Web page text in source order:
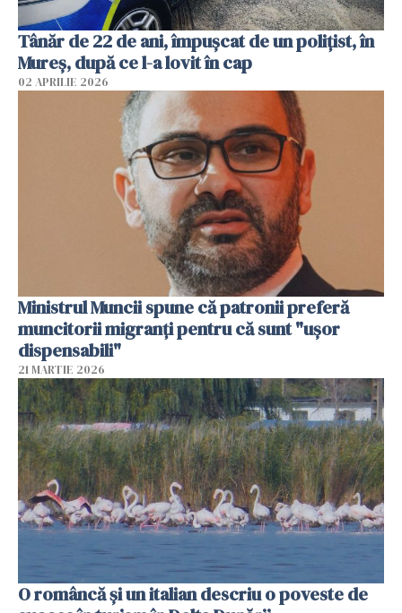
Tânăr de 22 de ani, împușcat de un polițist, în
Mureș, după ce l-a lovit în cap
02 APRILIE 2026
Ministrul Muncii spune că patronii preferă
muncitorii migranți pentru că sunt "uşor
dispensabili"
21 MARTIE 2026
O româncă și un italian descriu o poveste de